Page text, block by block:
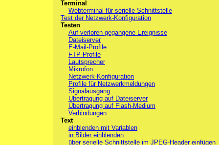
Terminal
Webterminal für serielle Schnittstelle
Test der Netzwerk-Konfiguration
Testen
Auf verloren gegangene Ereignisse
Dateiserver
E-Mail-Profile
FTP-Profile
Lautsprecher
Mikrofon
Netzwerk-Konfiguration
Profile für Netzwerkmeldungen
Signalausgang
Übertragung auf Dateiserver
Übertragung auf Flash-Medium
Verbindungen
Text
einblenden mit Variablen
in Bilder einblenden
über serielle Schnittstelle im JPEG-Header einfügen